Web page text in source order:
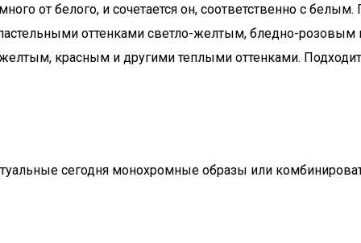
от белого, и сочетается он, соответственно с
оттенками светло-желтым, бледно-
желтым, красным и другими теплыми оттенками.
сегодня монохромные образы или